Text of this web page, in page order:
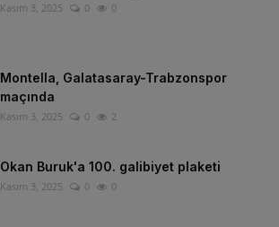
Kasım 3, 2025 0 0
Montella, Galatasaray-Trabzonspor
maçında
Kasım 3, 2025 0 2
Okan Buruk'a 100. galibiyet plaketi
Kasım 3, 2025 0 0